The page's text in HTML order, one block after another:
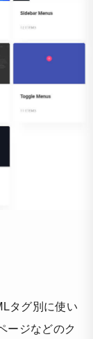
タグ別に使い
ージなどのク